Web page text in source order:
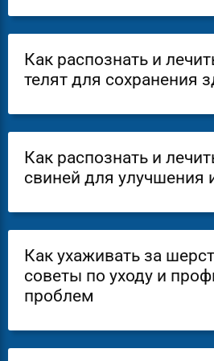
Как распознать и
телят для сохранения
Как распознать и
свиней для улучшения
Как ухаживать за
советы по уходу и
проблем